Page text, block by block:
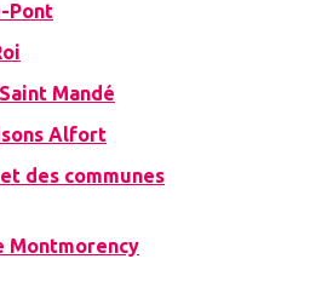
Pont
Mandé
Alfort
des communes
Montmorency